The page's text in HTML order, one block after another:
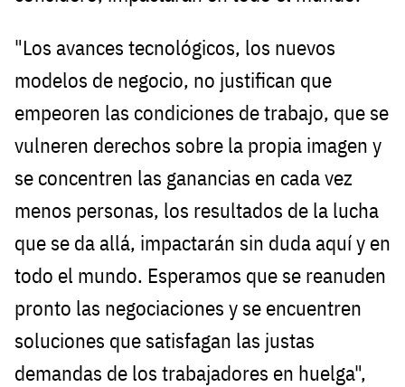
"Los avances tecnológicos, los nuevos
modelos de negocio, no justifican que
empeoren las condiciones de trabajo, que se
vulneren derechos sobre la propia imagen y
se concentren las ganancias en cada vez
menos personas, los resultados de la lucha
que se da allá, impactarán sin duda aquí y en
todo el mundo. Esperamos que se reanuden
pronto las negociaciones y se encuentren
soluciones que satisfagan las justas
demandas de los trabajadores en huelga",